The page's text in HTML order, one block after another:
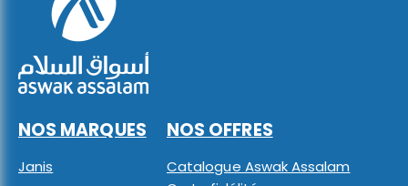
NOS MARQUES
Janis
NOS OFFRES
Catalogue Aswak Assalam